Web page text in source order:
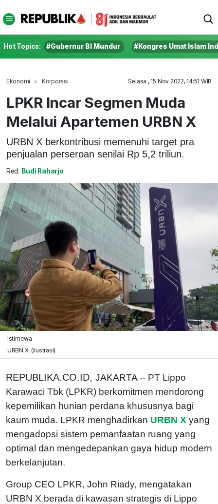
Hot Topics: #Gubernur BI Mundur #Kongres Umat Islam
Ekonomi Korporasi Selasa , 15 Nov 2022, 14:51 WIB
LPKR Incar Segmen Muda
Melalui Apartemen URBN X
URBN X berkontribusi memenuhi target pra
penjualan perseroan senilai Rp 5,2 triliun.
Red: Budi Raharjo
Istimewa
URBN X. (ilustrasi)
REPUBLIKA.CO.ID, JAKARTA -- PT Lippo
Karawaci Tbk (LPKR) berkomitmen mendorong
kepemilikan hunian perdana khususnya bagi
kaum muda. LPKR menghadirkan URBN X yang
mengadopsi sistem pemanfaatan ruang yang
optimal dan mengedepankan gaya hidup modern
berkelanjutan.
Group CEO LPKR, John Riady, mengatakan
URBN X berada di kawasan strategis di Lippo